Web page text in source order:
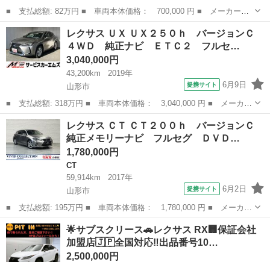
■ 支払総額: 82万円 ■ 車両本体価格： 700,000 円 ■ メーカー
名： レクサス ■ 車種名： ＣＴ ■ グレード名： ＣＴ２００
ｈ バージョンＣ ／車検整備／純正マルチ／サンルーフ／バックカ
メラ／ＥＴＣ／ドラ...
山形 西村山郡
レクサス ＵＸ ＵＸ２５０ｈ バージョンＣ
４ＷＤ 純正ナビ ＥＴＣ２ フルセ…
3,040,000円
43,200km
2019年
山形市
提携サイト 6月9日
■ 支払総額: 318万円 ■ 車両本体価格： 3,040,000 円 ■ メーカー
名： レクサス ■ 車種名： ＵＸ ■ グレード名： ＵＸ２５０
ｈ バージョンＣ ４ＷＤ 純正ナビ ＥＴＣ２ フルセグＴＶ 全
周囲モニター...
山形 山形市 レクサス
レクサス ＣＴ ＣＴ２００ｈ バージョンＣ
純正メモリーナビ フルセグ ＤＶＤ…
1,780,000円
CT
59,914km
2017年
山形市
提携サイト 6月2日
■ 支払総額: 195万円 ■ 車両本体価格： 1,780,000 円 ■ メーカー
名： レクサス ■ 車種名： ＣＴ ■ グレード名： ＣＴ２００
ｈ バージョンＣ 純正メモリーナビ フルセグ ＤＶＤ Ｂｌｕｅ
ｔｏｏｔｈ ...
山形 山形市 CT
︎🌟サブスクリース🚗レクサス RX🏢保証会社
加盟店🇯🇵全国対応‼️出品番号10…
2,500,000円